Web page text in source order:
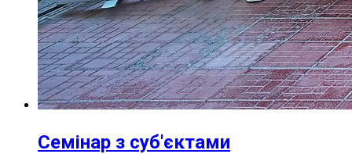
Семінар з суб'єктами